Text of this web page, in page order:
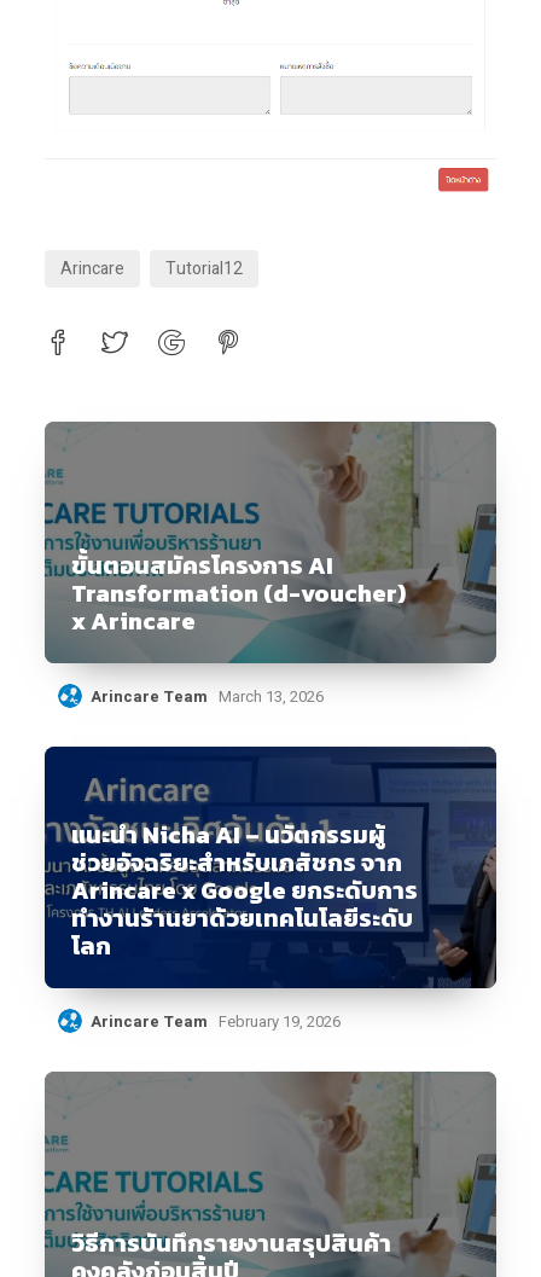
Arincare Tutorial12
ขั้นตอนสมัครโครงการ AI
Transformation (d-voucher)
x Arincare
Arincare Team March 13, 2026
แนะนำ Nicha AI – นวัตกรรมผู้
ช่วยอัจฉริยะสำหรับเภสัชกร จาก
Arincare x Google ยกระดับการ
ทำงานร้านยาด้วยเทคโนโลยีระดับ
โลก
Arincare Team February 19, 2026
วิธีการบันทึกรายงานสรุปสินค้า